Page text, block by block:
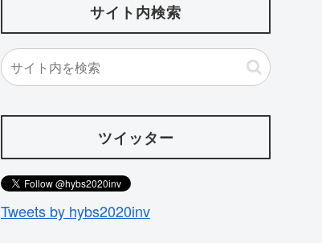
サイト内検索
ツイッター
Tweets by hybs2020inv